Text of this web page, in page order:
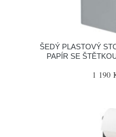
ŠEDÝ PLASTOVÝ
PAPÍR SE
1 190